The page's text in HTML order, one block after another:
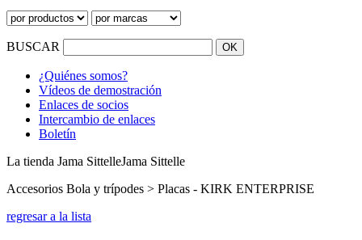
BUSCAR
¿Quiénes somos?
Vídeos de demostración
Enlaces de socios
Intercambio de enlaces
Boletín
La tienda Jama SittelleJama Sittelle
Accesorios Bola y trípodes > Placas - KIRK ENTERPRISE
regresar a la lista